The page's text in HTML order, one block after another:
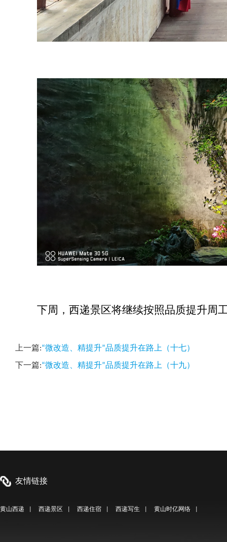
下周，西递景区将继续按照品质提升周
上一篇:“微改造、精提升”品质提升在路上（十七）
下一篇:“微改造、精提升”品质提升在路上（十九）